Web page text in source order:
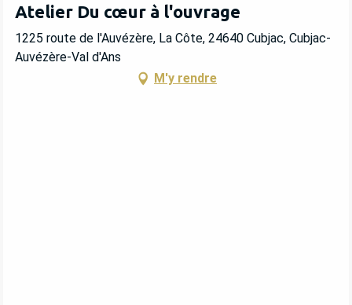
Atelier Du cœur à l'ouvrage
1225 route de l'Auvézère, La Côte, 24640 Cubjac, Cubjac-
Auvézère-Val d'Ans
M'y rendre